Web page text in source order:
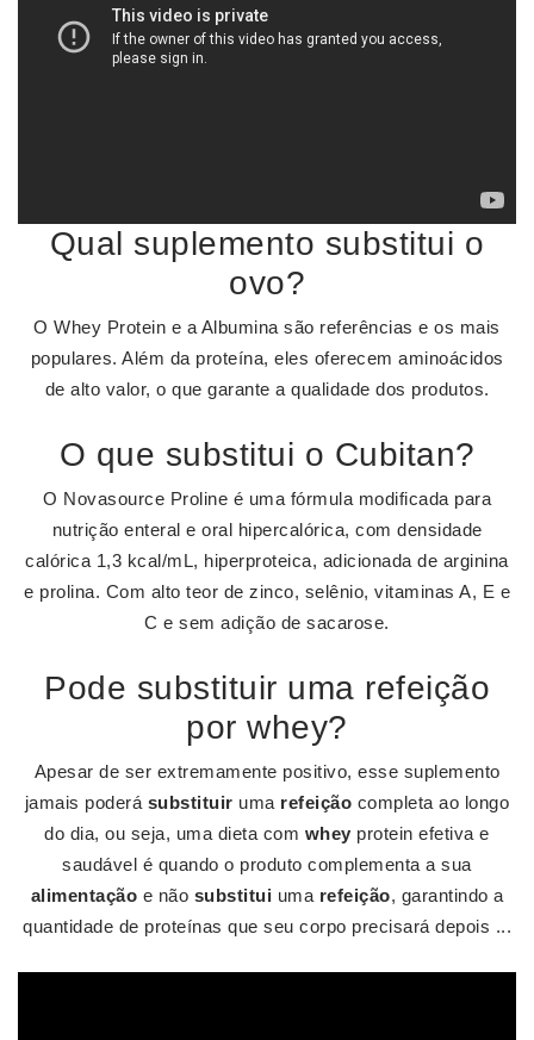
Qual suplemento substitui o
ovo?
O Whey Protein e a Albumina são referências e os mais
populares. Além da proteína, eles oferecem aminoácidos
de alto valor, o que garante a qualidade dos produtos.
O que substitui o Cubitan?
O Novasource Proline é uma fórmula modificada para
nutrição enteral e oral hipercalórica, com densidade
calórica 1,3 kcal/mL, hiperproteica, adicionada de arginina
e prolina. Com alto​ teor de zinco, selênio, vitaminas A, E e
C e sem adição de sacarose.
Pode substituir uma refeição
por whey?
Apesar de ser extremamente positivo, esse suplemento
jamais poderá substituir uma refeição completa ao longo
do dia, ou seja, uma dieta com whey protein efetiva e
saudável é quando o produto complementa a sua
alimentação e não substitui uma refeição, garantindo a
quantidade de proteínas que seu corpo precisará depois ...